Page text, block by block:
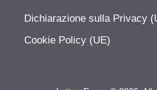
Dichiarazione sulla Privacy
Cookie Policy (UE)